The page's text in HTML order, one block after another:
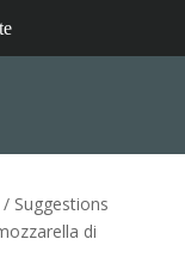
Suggestions
di